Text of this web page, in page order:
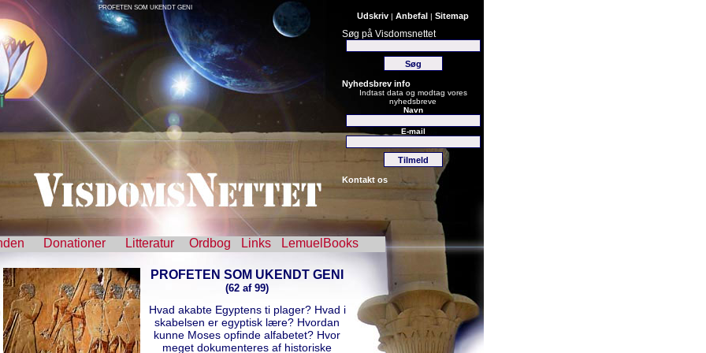
Udskriv | Anbefal | Sitemap
Søg på Visdomsnettet
Nyhedsbrev info
Indtast data og modtag vores
nyhedsbreve
Navn
E-mail
Kontakt os
PROFETEN SOM UKENDT GENI
Donationer Litteratur Ordbog Links LemuelBooks
PROFETEN SOM UKENDT GENI
(62 af 99)
Hvad akabte Egyptens ti plager? Hvad i
skabelsen er egyptisk lære? Hvordan
kunne Moses opfinde alfabetet? Hvor
meget dokumenteres af historiske